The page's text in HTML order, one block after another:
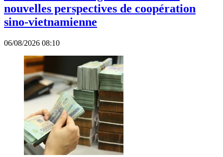
nouvelles perspectives de coopération
sino-vietnamienne
06/08/2026 08:10